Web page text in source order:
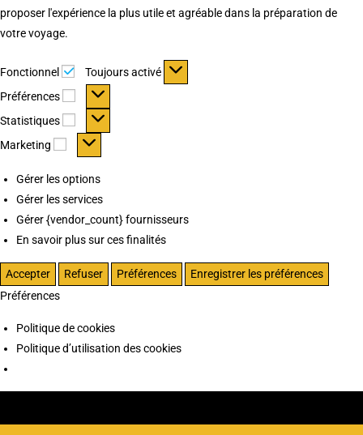
proposer l'expérience la plus utile et agréable dans la préparation de
votre voyage.
Fonctionnel Fonctionnel
Toujours activé
Préférences
Préférences
Statistiques Statistiques
Marketing Marketing
Gérer les options
Gérer les services
Gérer {vendor_count} fournisseurs
En savoir plus sur ces finalités
Accepter Refuser Préférences
Enregistrer les préférences
Préférences
Politique de cookies
Politique d’utilisation des cookies